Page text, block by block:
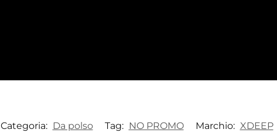
Categoria: Da polso Tag: NO PROMO Marchio: XDEEP